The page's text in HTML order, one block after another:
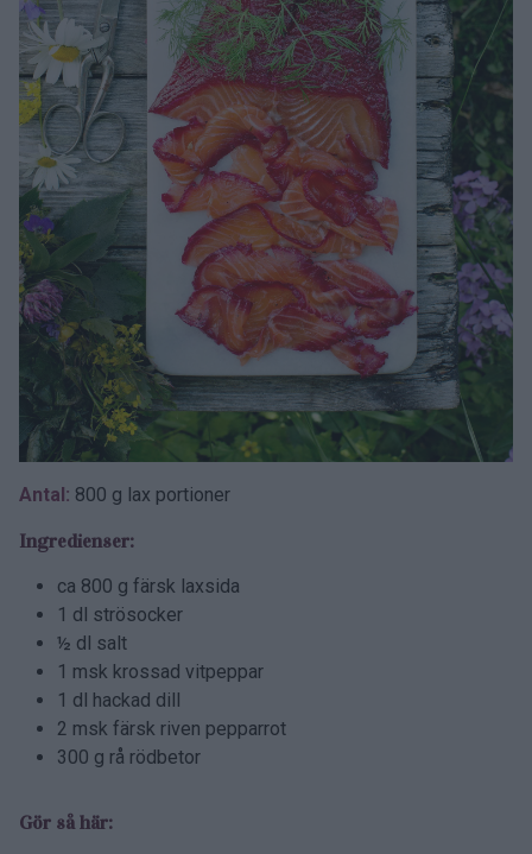
Antal: 800 g lax portioner
Ingredienser:
ca 800 g färsk laxsida
1 dl strösocker
½ dl salt
1 msk krossad vitpeppar
1 dl hackad dill
2 msk färsk riven pepparrot
300 g rå rödbetor
Gör så här: